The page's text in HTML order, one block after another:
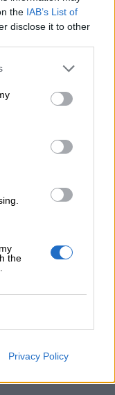
the IAB’s List of
disclose it to other
the
Privacy Policy
ΠΣΑΣ-
με
με τις